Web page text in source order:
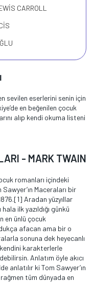
CARROLL
sevilen eserlerini senin için
en beğenilen çocuk
alıp kendi okuma listeni
- MARK TWAIN
romanları içindeki
Maceraları bir
Aradan yüzyıllar
ilk yazıldığı günkü
en ünlü çocuk
afacan ama bir o
sonuna dek heyecanlı
karakterlerle
Anlatım öyle akıcı
anlatılır ki Tom Sawyer’ın
tüm dünyada en